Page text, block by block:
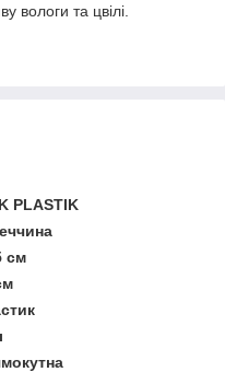
вологи та цвілі.
PLASTIK
см